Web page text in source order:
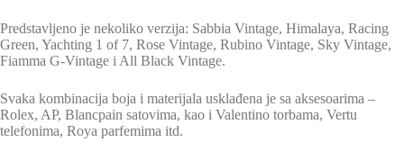
Predstavljeno je nekoliko verzija: Sabbia Vintage, Himalaya, Racing
Green, Yachting 1 of 7, Rose Vintage, Rubino Vintage, Sky Vintage,
Fiamma G-Vintage i All Black Vintage.
Svaka kombinacija boja i materijala usklađena je sa aksesoarima –
Rolex, AP, Blancpain satovima, kao i Valentino torbama, Vertu
telefonima, Roya parfemima itd.